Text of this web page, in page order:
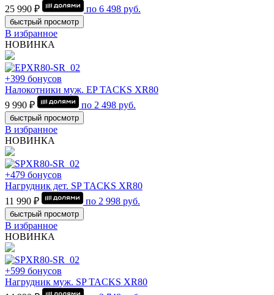
25 990 ₽
по 6 498 руб.
быстрый просмотр
В избранное
НОВИНКА
+399 бонусов
Налокотники муж. EP TACKS XR80
9 990 ₽
по 2 498 руб.
быстрый просмотр
В избранное
НОВИНКА
+479 бонусов
Нагрудник дет. SP TACKS XR80
11 990 ₽
по 2 998 руб.
быстрый просмотр
В избранное
НОВИНКА
+599 бонусов
Нагрудник муж. SP TACKS XR80